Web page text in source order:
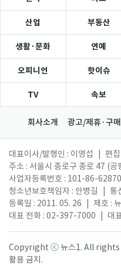
산업 부동산
생활·문화 연예
오피니언 핫이슈
TV 속보
회사소개 광고/제휴·구
대표이사/발행인 : 이영섭 편
주소 : 서울시 종로구 종로 47 (
사업자등록번호 : 101-86-62870
청소년보호책임자 : 안병길
통
등록일 : 2011. 05. 26
제호 :
대표 전화 : 02-397-7000
대
Copyright ⓒ 뉴스1. All rights
활용 금지.